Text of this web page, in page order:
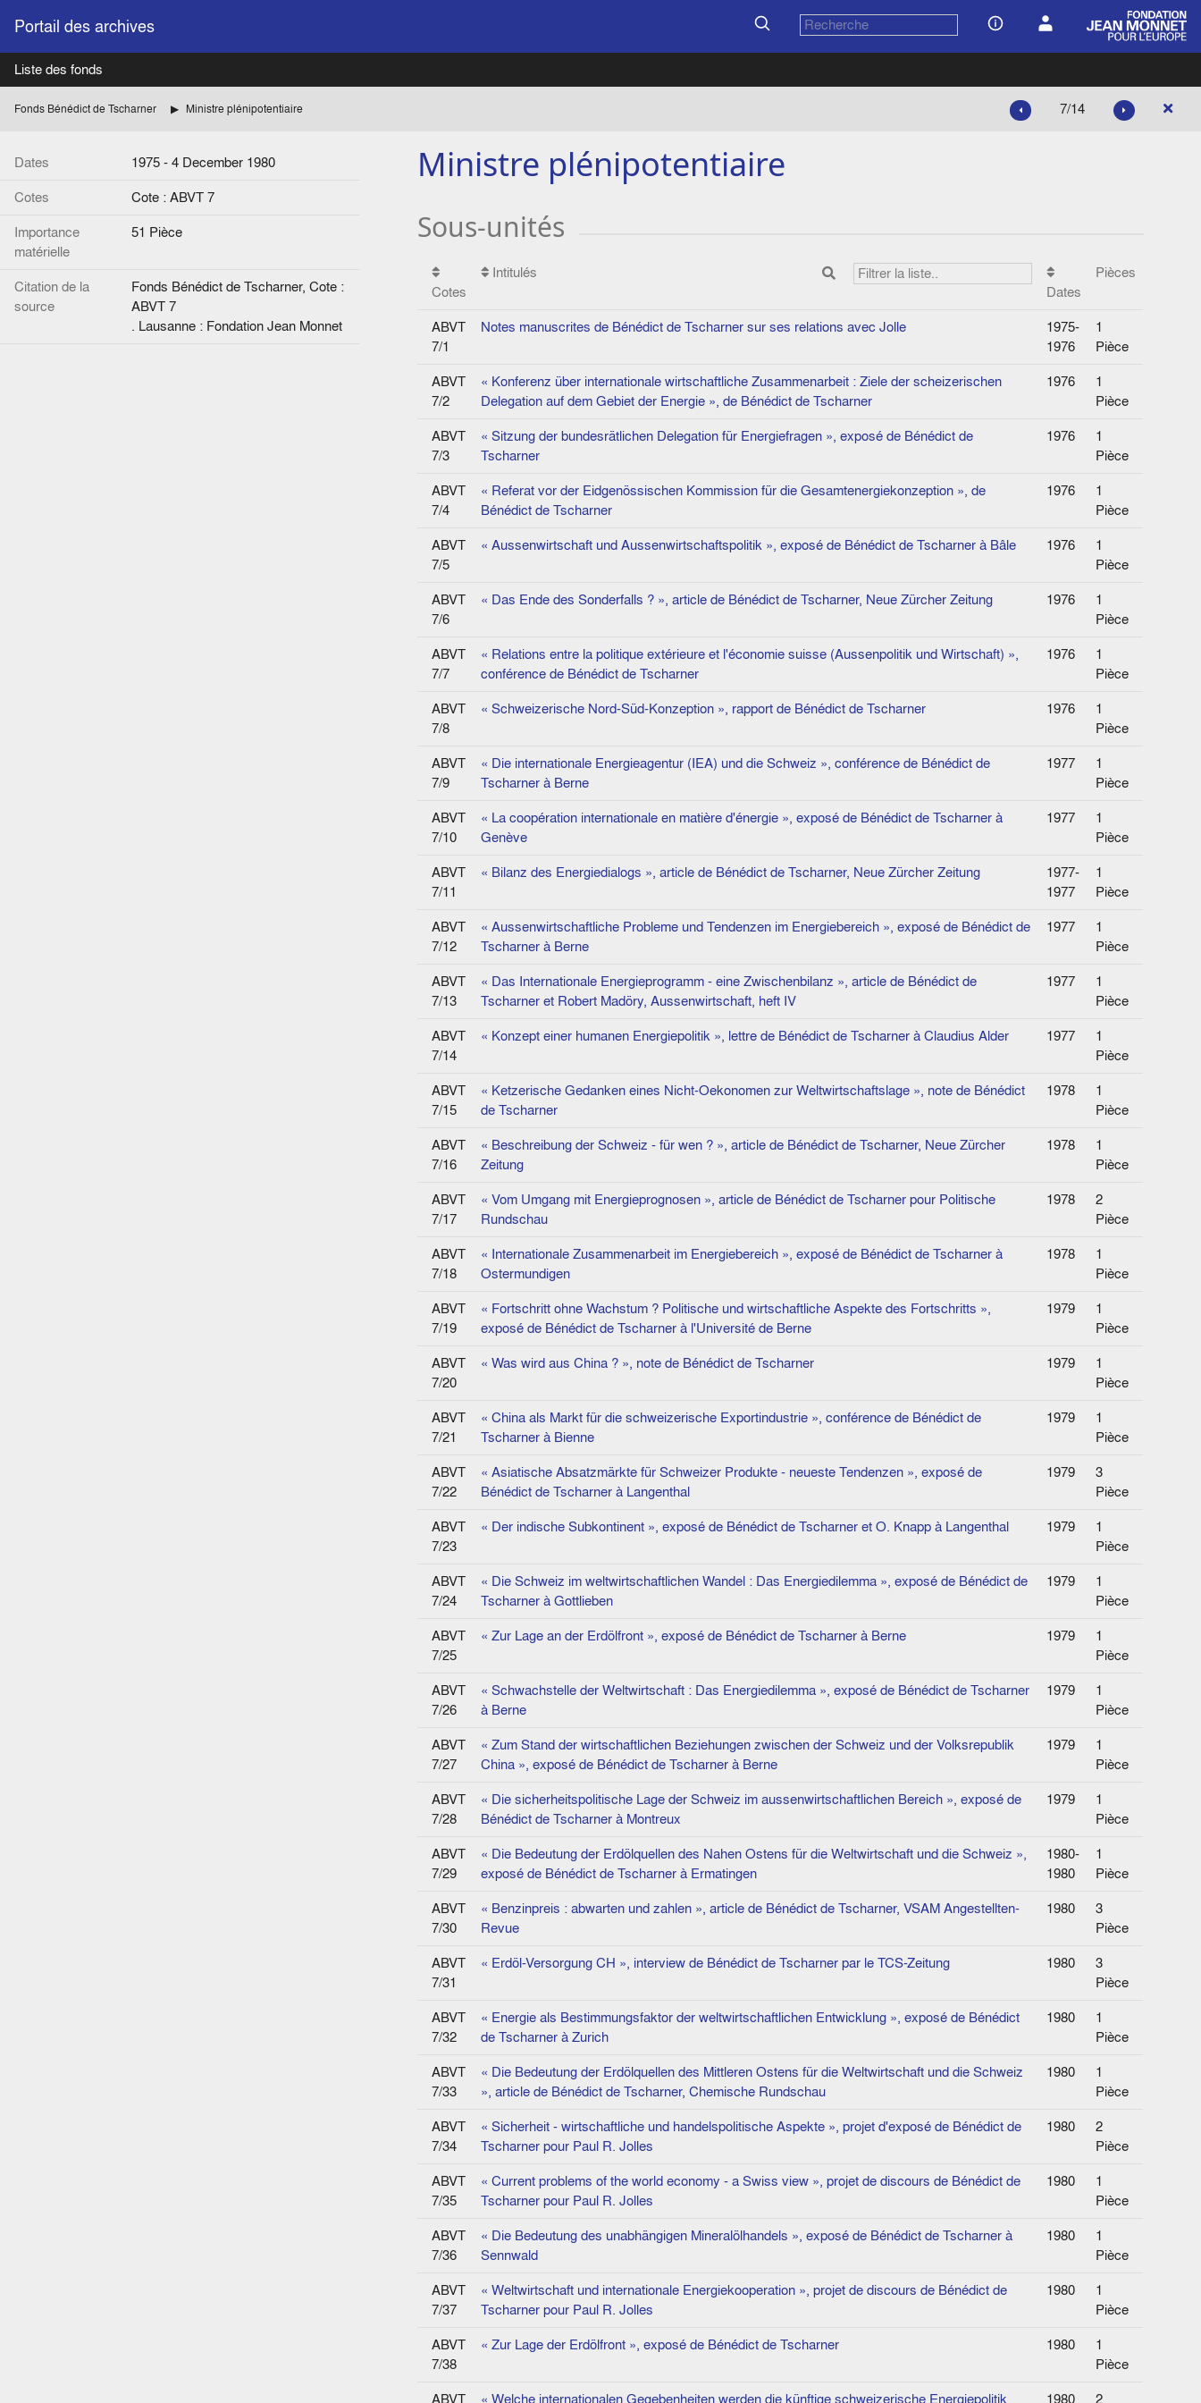
Portail des archives
Liste des fonds
Fonds Bénédict de Tscharner Ministre plénipotentiaire 7/14
Dates
1975 - 4 December 1980
Cotes
Cote : ABVT 7
Importance
matérielle
51 Pièce
Citation de la
source
Fonds Bénédict de Tscharner, Cote :
ABVT 7
. Lausanne : Fondation Jean Monnet
Ministre plénipotentiaire
Sous-unités
Cotes
Intitulés
Dates
Pièces
ABVT
7/1
Notes manuscrites de Bénédict de Tscharner sur ses relations avec Jolle
1975-
1976
1
Pièce
ABVT
7/2
« Konferenz über internationale wirtschaftliche Zusammenarbeit : Ziele der scheizerischen
Delegation auf dem Gebiet der Energie », de Bénédict de Tscharner
1976
1
Pièce
ABVT
7/3
« Sitzung der bundesrätlichen Delegation für Energiefragen », exposé de Bénédict de
Tscharner
1976
1
Pièce
ABVT
7/4
« Referat vor der Eidgenössischen Kommission für die Gesamtenergiekonzeption », de
Bénédict de Tscharner
1976
1
Pièce
ABVT
7/5
« Aussenwirtschaft und Aussenwirtschaftspolitik », exposé de Bénédict de Tscharner à Bâle 1976
1
Pièce
ABVT
7/6
« Das Ende des Sonderfalls ? », article de Bénédict de Tscharner, Neue Zürcher Zeitung 1976
1
Pièce
ABVT
7/7
« Relations entre la politique extérieure et l'économie suisse (Aussenpolitik und Wirtschaft) »,
conférence de Bénédict de Tscharner
1976
1
Pièce
ABVT
7/8
« Schweizerische Nord-Süd-Konzeption », rapport de Bénédict de Tscharner 1976
1
Pièce
ABVT
7/9
« Die internationale Energieagentur (IEA) und die Schweiz », conférence de Bénédict de
Tscharner à Berne
1977
1
Pièce
ABVT
7/10
« La coopération internationale en matière d'énergie », exposé de Bénédict de Tscharner à
Genève
1977
1
Pièce
ABVT
7/11
« Bilanz des Energiedialogs », article de Bénédict de Tscharner, Neue Zürcher Zeitung
1977-
1977
1
Pièce
ABVT
7/12
« Aussenwirtschaftliche Probleme und Tendenzen im Energiebereich », exposé de Bénédict de
Tscharner à Berne
1977
1
Pièce
ABVT
7/13
« Das Internationale Energieprogramm - eine Zwischenbilanz », article de Bénédict de
Tscharner et Robert Madöry, Aussenwirtschaft, heft IV
1977
1
Pièce
ABVT
7/14
« Konzept einer humanen Energiepolitik », lettre de Bénédict de Tscharner à Claudius Alder 1977
1
Pièce
ABVT
7/15
« Ketzerische Gedanken eines Nicht-Oekonomen zur Weltwirtschaftslage », note de Bénédict
de Tscharner
1978
1
Pièce
ABVT
7/16
« Beschreibung der Schweiz - für wen ? », article de Bénédict de Tscharner, Neue Zürcher
Zeitung
1978
1
Pièce
ABVT
7/17
« Vom Umgang mit Energieprognosen », article de Bénédict de Tscharner pour Politische
Rundschau
1978
2
Pièce
ABVT
7/18
« Internationale Zusammenarbeit im Energiebereich », exposé de Bénédict de Tscharner à
Ostermundigen
1978
1
Pièce
ABVT
7/19
« Fortschritt ohne Wachstum ? Politische und wirtschaftliche Aspekte des Fortschritts »,
exposé de Bénédict de Tscharner à l'Université de Berne
1979
1
Pièce
ABVT
7/20
« Was wird aus China ? », note de Bénédict de Tscharner 1979
1
Pièce
ABVT
7/21
« China als Markt für die schweizerische Exportindustrie », conférence de Bénédict de
Tscharner à Bienne
1979
1
Pièce
ABVT
7/22
« Asiatische Absatzmärkte für Schweizer Produkte - neueste Tendenzen », exposé de
Bénédict de Tscharner à Langenthal
1979
3
Pièce
ABVT
7/23
« Der indische Subkontinent », exposé de Bénédict de Tscharner et O. Knapp à Langenthal 1979
1
Pièce
ABVT
7/24
« Die Schweiz im weltwirtschaftlichen Wandel : Das Energiedilemma », exposé de Bénédict de
Tscharner à Gottlieben
1979
1
Pièce
ABVT
7/25
« Zur Lage an der Erdölfront », exposé de Bénédict de Tscharner à Berne 1979
1
Pièce
ABVT
7/26
« Schwachstelle der Weltwirtschaft : Das Energiedilemma », exposé de Bénédict de Tscharner
à Berne
1979
1
Pièce
ABVT
7/27
« Zum Stand der wirtschaftlichen Beziehungen zwischen der Schweiz und der Volksrepublik
China », exposé de Bénédict de Tscharner à Berne
1979
1
Pièce
ABVT
7/28
« Die sicherheitspolitische Lage der Schweiz im aussenwirtschaftlichen Bereich », exposé de
Bénédict de Tscharner à Montreux
1979
1
Pièce
ABVT
7/29
« Die Bedeutung der Erdölquellen des Nahen Ostens für die Weltwirtschaft und die Schweiz »,
exposé de Bénédict de Tscharner à Ermatingen
1980-
1980
1
Pièce
ABVT
7/30
« Benzinpreis : abwarten und zahlen », article de Bénédict de Tscharner, VSAM Angestellten-
Revue
1980
3
Pièce
ABVT
7/31
« Erdöl-Versorgung CH », interview de Bénédict de Tscharner par le TCS-Zeitung 1980
3
Pièce
ABVT
7/32
« Energie als Bestimmungsfaktor der weltwirtschaftlichen Entwicklung », exposé de Bénédict
de Tscharner à Zurich
1980
1
Pièce
ABVT
7/33
« Die Bedeutung der Erdölquellen des Mittleren Ostens für die Weltwirtschaft und die Schweiz
», article de Bénédict de Tscharner, Chemische Rundschau
1980
1
Pièce
ABVT
7/34
« Sicherheit - wirtschaftliche und handelspolitische Aspekte », projet d'exposé de Bénédict de
Tscharner pour Paul R. Jolles
1980
2
Pièce
ABVT
7/35
« Current problems of the world economy - a Swiss view », projet de discours de Bénédict de
Tscharner pour Paul R. Jolles
1980
1
Pièce
ABVT
7/36
« Die Bedeutung des unabhängigen Mineralölhandels », exposé de Bénédict de Tscharner à
Sennwald
1980
1
Pièce
ABVT
7/37
« Weltwirtschaft und internationale Energiekooperation », projet de discours de Bénédict de
Tscharner pour Paul R. Jolles
1980
1
Pièce
ABVT
7/38
« Zur Lage der Erdölfront », exposé de Bénédict de Tscharner 1980
1
Pièce